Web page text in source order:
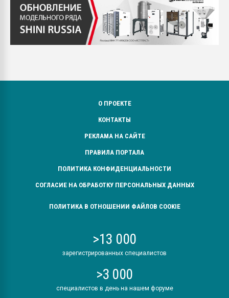
О ПРОЕКТЕ
КОНТАКТЫ
РЕКЛАМА НА САЙТЕ
ПРАВИЛА ПОРТАЛА
ПОЛИТИКА КОНФИДЕНЦИАЛЬНОСТИ
СОГЛАСИЕ НА ОБРАБОТКУ ПЕРСОНАЛЬНЫХ ДАННЫХ
ПОЛИТИКА В ОТНОШЕНИИ ФАЙЛОВ COOKIE
>13 000
зарегистрированных специалистов
>3 000
специалистов в день на нашем форуме